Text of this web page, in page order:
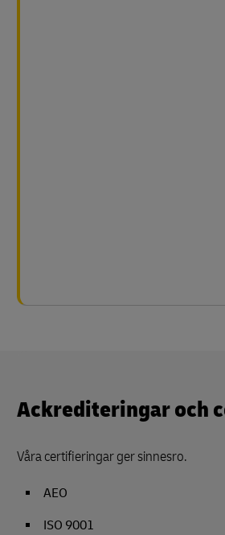
Ackrediteringar och
Våra certifieringar ger sinnesro.
AEO
ISO 9001